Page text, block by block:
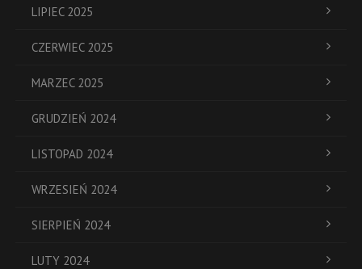
LIPIEC 2025
CZERWIEC 2025
MARZEC 2025
GRUDZIEŃ 2024
LISTOPAD 2024
WRZESIEŃ 2024
SIERPIEŃ 2024
LUTY 2024